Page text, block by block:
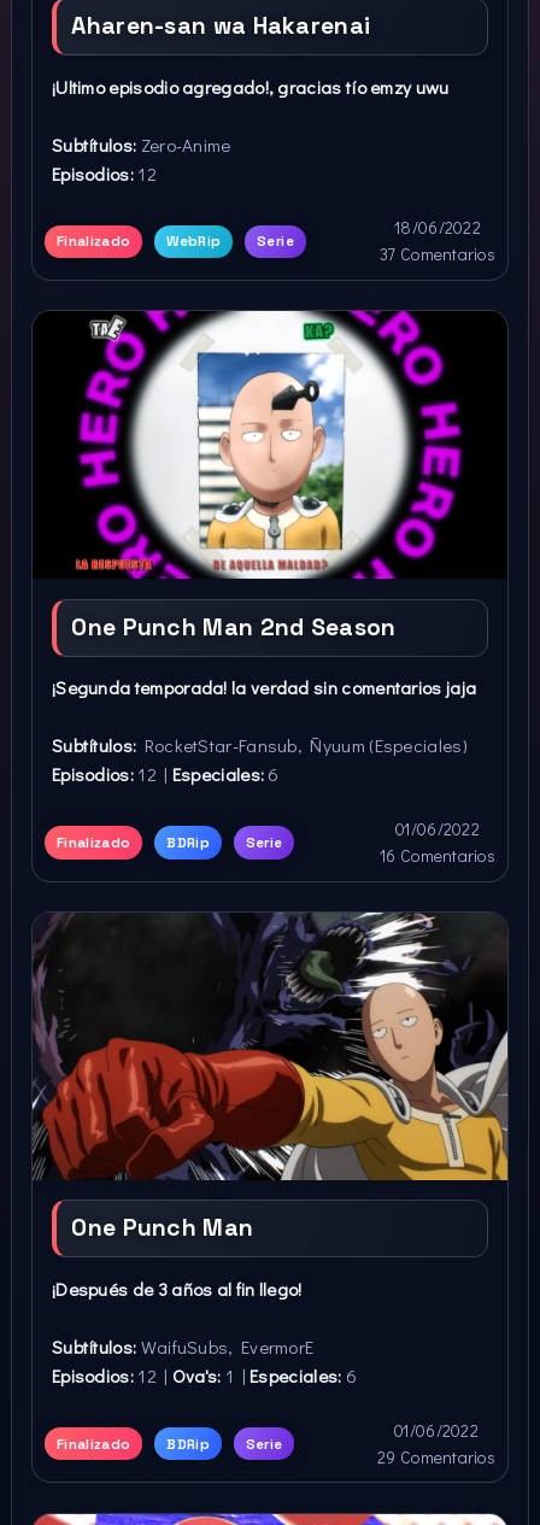
Aharen-san wa Hakarenai
¡Ultimo episodio agregado!, gracias tío emzy uwu
Subtítulos: Zero-Anime
Episodios: 12
Finalizado WebRip Serie
18/06/2022
37 Comentarios
One Punch Man 2nd Season
¡Segunda temporada! la verdad sin comentarios jaja
Subtítulos: RocketStar-Fansub, Ñyuum (Especiales)
Episodios: 12 | Especiales: 6
Finalizado BDRip Serie
01/06/2022
16 Comentarios
One Punch Man
¡Después de 3 años al fin llego!
Subtítulos: WaifuSubs, EvermorE
Episodios: 12 | Ova's: 1 |Especiales: 6
Finalizado BDRip Serie
01/06/2022
29 Comentarios